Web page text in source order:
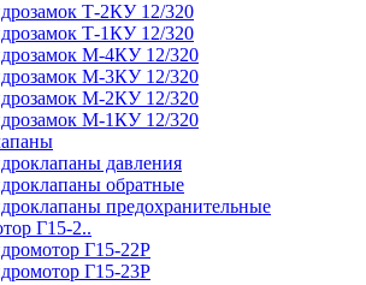
Т-2КУ 12/320
Т-1КУ 12/320
М-4КУ 12/320
М-3КУ 12/320
М-2КУ 12/320
М-1КУ 12/320
давления
обратные
предохранительные
Г15-2..
Г15-22Р
Г15-23Р